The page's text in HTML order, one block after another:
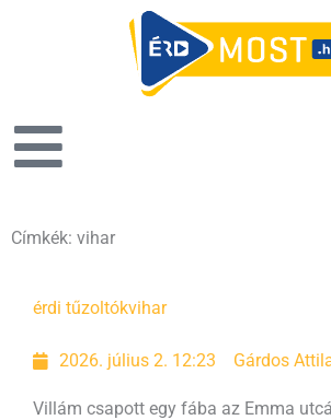
Címkék: vihar
érdi tűzoltókvihar
2026. július 2. 12:23 Gárdos
Villám csapott egy fába az Emma